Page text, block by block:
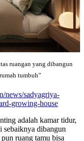
ruangan yang dibangun
tumbuh”
news/sadyagriya-
growing-house
adalah kamar tidur,
sebaiknya dibangun
ruang tamu bisa